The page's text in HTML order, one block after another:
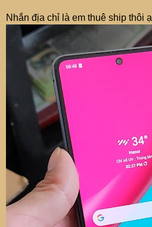
Nhắn địa chỉ là em thuê ship thôi ạ